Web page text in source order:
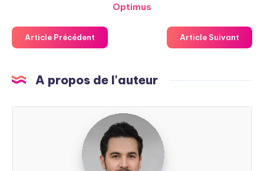
Optimus
Article Précédent Article Suivant
A propos de l'auteur
Steven
Soarez